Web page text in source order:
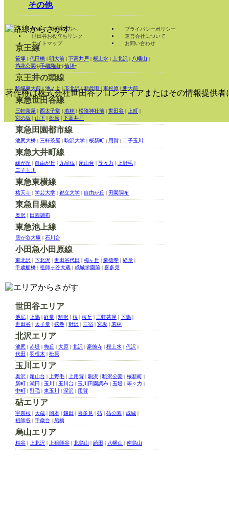
その他
京王線
笹塚 | 代田橋 | 明大前 | 下高井戸 | 桜上水 | 上北沢 | 八幡山 |
芦花公園|千歳烏山|仙川
京王井の頭線
駒場東大前 | 池ノ上 |下北沢|新代田 | 東松原 | 明大前
東急世田谷線
三軒茶屋 | 西太子堂 | 若林 | 松陰神社前 | 世田谷 | 上町 |
宮の坂 | 山下 | 松原 | 下高井戸
東急田園都市線
池尻大橋 | 三軒茶屋 | 駒沢大学 | 桜新町 | 用賀 | 二子玉川
東急大井町線
緑が丘 | 自由が丘 | 九品仏 | 尾山台 | 等々力 | 上野毛 |
二子玉川
東急東横線
祐天寺 | 学芸大学 | 都立大学 | 自由が丘 | 田園調布
東急目黒線
奥沢 | 田園調布
東急池上線
雪が谷大塚 | 石川台
小田急小田原線
東北沢 | 下北沢 | 世田谷代田 | 梅ヶ丘 | 豪徳寺 | 経堂 |
千歳船橋 | 祖師ヶ谷大蔵 | 成城学園前 | 喜多見
世田谷エリア
池尻 | 上馬 | 経堂 | 駒沢 | 桜 | 桜丘 | 三軒茶屋 | 下馬 |
世田谷 | 太子堂 | 弦巻 | 野沢 | 三宿 | 宮坂 | 若林
北沢エリア
池尻 | 赤堤 | 梅丘 | 大原 | 北沢 | 豪徳寺 | 桜上水 | 代沢 |
代田 | 羽根木 | 松原
玉川エリア
奥沢 | 尾山台 | 上野毛 | 上用賀 | 駒沢 | 駒沢公園 | 桜新町 |
新町 | 瀬田 | 玉川 | 玉川台 | 玉川田園調布 | 玉堤 | 等々力 |
中町 | 野毛 | 東玉川 | 深沢 | 用賀
砧エリア
宇奈根 | 大蔵 | 岡本 | 鎌田 | 喜多見 | 砧 | 砧公園 | 成城 |
祖師谷 | 千歳台 | 船橋
烏山エリア
粕谷 | 上北沢 | 上祖師谷 | 北烏山 | 給田 | 八幡山 | 南烏山
初めてご利用の方へ
世田谷お役立ちリンク
サイトマップ
プライバシーポリシー
運営会社について
お問い合わせ
バナー広告について
著作権は株式会社世田谷フロンティアまたはその情報提供者